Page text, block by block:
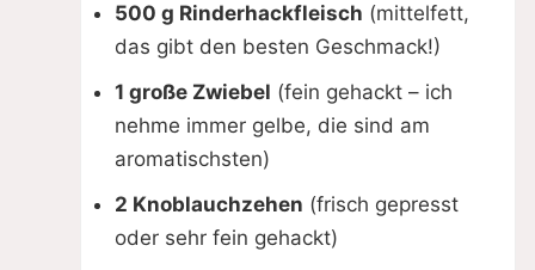
500 g Rinderhackfleisch (mittelfett,
das gibt den besten Geschmack!)
1 große Zwiebel (fein gehackt – ich
nehme immer gelbe, die sind am
aromatischsten)
2 Knoblauchzehen (frisch gepresst
oder sehr fein gehackt)